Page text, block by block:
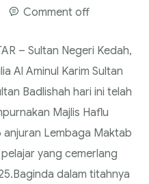
Comment off
– Sultan Negeri Kedah,
Al Aminul Karim Sultan
Badlishah hari ini telah
Majlis Haflu
Lembaga Maktab
yang cemerlang
dalam titahnya